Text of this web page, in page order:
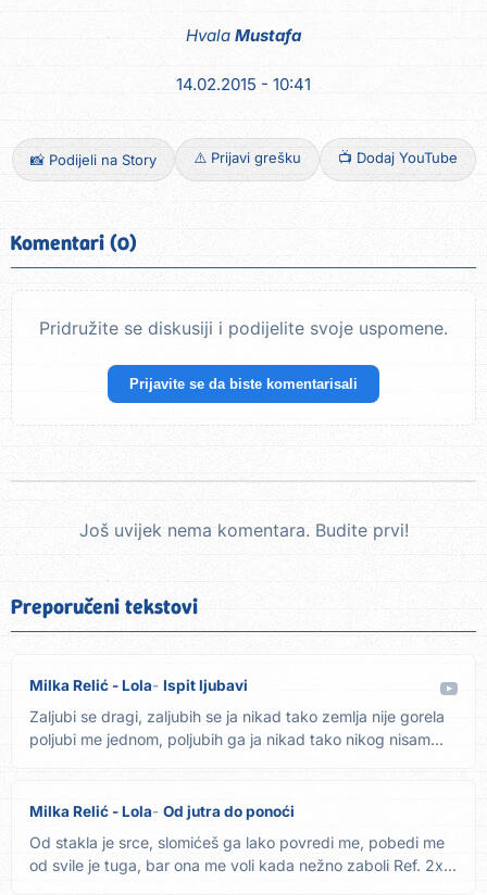
Hvala Mustafa
14.02.2015 - 10:41
📸 Podijeli na Story ⚠️ Prijavi grešku 📺 Dodaj YouTube
Komentari (0)
Pridružite se diskusiji i podijelite svoje uspomene.
Prijavite se da biste komentarisali
Još uvijek nema komentara. Budite prvi!
Preporučeni tekstovi
Milka Relić - Lola Ispit ljubavi
Zaljubi se dragi, zaljubih se ja nikad tako zemlja nije gorela
poljubi me jednom, poljubih ga ja nikad tako nikog nisam...
Milka Relić - Lola Od jutra do ponoći
Od stakla je srce, slomićeš ga lako povredi me, pobedi me
od svile je tuga, bar ona me voli kada nežno zaboli Ref. 2x...